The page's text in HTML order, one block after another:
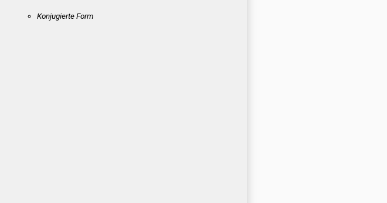
Konjugierte Form